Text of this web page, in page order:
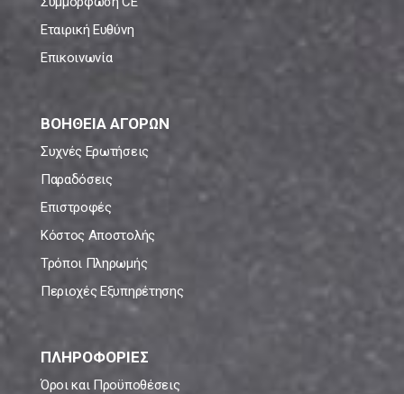
Εταιρική Ευθύνη
Επικοινωνία
ΒΟΗΘΕΙΑ ΑΓΟΡΩΝ
Συχνές Ερωτήσεις
Παραδόσεις
Επιστροφές
Κόστος Αποστολής
Τρόποι Πληρωμής
Περιοχές Εξυπηρέτησης
ΠΛΗΡΟΦΟΡΙΕΣ
Όροι και Προϋποθέσεις